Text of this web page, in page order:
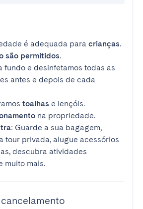
é adequada para crianças.
são permitidos.
fundo e desinfetamos todas as
antes e depois de cada
toalhas e lençóis.
na propriedade.
: Guarde a sua bagagem,
tour privada, alugue acessórios
descubra atividades
muito mais.